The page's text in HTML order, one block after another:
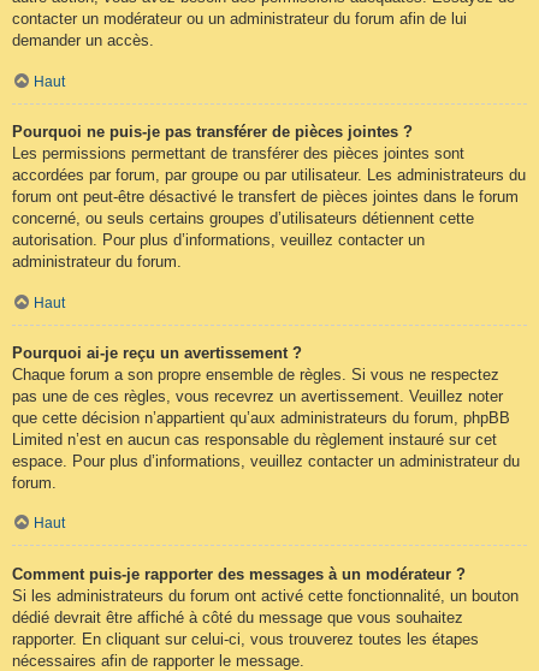
contacter un modérateur ou un administrateur du forum afin de lui
demander un accès.
Haut
Pourquoi ne puis-je pas transférer de pièces jointes ?
Les permissions permettant de transférer des pièces jointes sont
accordées par forum, par groupe ou par utilisateur. Les administrateurs du
forum ont peut-être désactivé le transfert de pièces jointes dans le forum
concerné, ou seuls certains groupes d’utilisateurs détiennent cette
autorisation. Pour plus d’informations, veuillez contacter un
administrateur du forum.
Haut
Pourquoi ai-je reçu un avertissement ?
Chaque forum a son propre ensemble de règles. Si vous ne respectez
pas une de ces règles, vous recevrez un avertissement. Veuillez noter
que cette décision n’appartient qu’aux administrateurs du forum, phpBB
Limited n’est en aucun cas responsable du règlement instauré sur cet
espace. Pour plus d’informations, veuillez contacter un administrateur du
forum.
Haut
Comment puis-je rapporter des messages à un modérateur ?
Si les administrateurs du forum ont activé cette fonctionnalité, un bouton
dédié devrait être affiché à côté du message que vous souhaitez
rapporter. En cliquant sur celui-ci, vous trouverez toutes les étapes
nécessaires afin de rapporter le message.